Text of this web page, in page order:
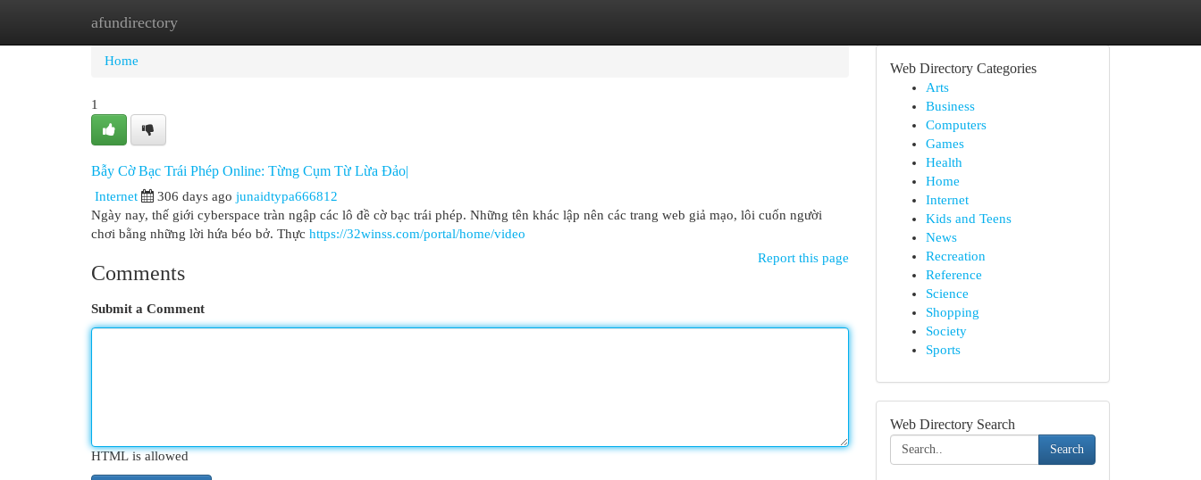
afundirectory
Home
Home
1
Bẫy Cờ Bạc Trái Phép Online: Từng Cụm Từ Lừa Đảo|
Internet 306 days ago junaidtypa666812
Ngày nay, thế giới cyberspace tràn ngập các lô đề cờ bạc trái phép. Những tên khác lập nên các trang web giả mạo, lôi cuốn người
chơi bằng những lời hứa béo bở. Thực https://32winss.com/portal/home/video
Report this page
Comments
Submit a Comment
HTML is allowed
Web Directory Categories
Arts
Business
Computers
Games
Health
Home
Internet
Kids and Teens
News
Recreation
Reference
Science
Shopping
Society
Sports
Web Directory Search
Search